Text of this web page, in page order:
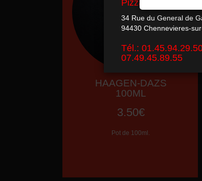
HAAGEN-DAZS
100ML
3.50€
Pot de 100ml.